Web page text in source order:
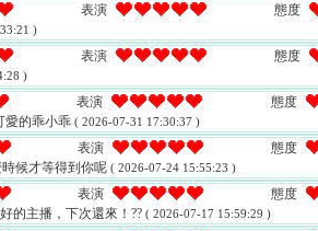
表演 態度
)
表演 態度
)
表演 態度
愛的乖小乖 ( 2026-07-31 17:30:37 )
表演 態度
候才等得到你呢 ( 2026-07-24 15:55:23 )
表演 態度
的主播，下次還來！?? ( 2026-07-17 15:59:29 )